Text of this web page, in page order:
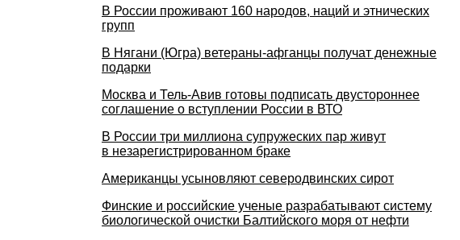
В России проживают 160 народов, наций и этнических
групп
В Нягани (Югра) ветераны-афганцы получат денежные
подарки
Москва и Тель-Авив готовы подписать двустороннее
соглашение о вступлении России в ВТО
В России три миллиона супружеских пар живут
в незарегистрированном браке
Американцы усыновляют северодвинских сирот
Финские и российские ученые разрабатывают систему
биологической очистки Балтийского моря от нефти